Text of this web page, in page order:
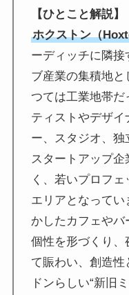
【ひとこと解説】
ホクストン（
ーディッチに隣接
ブ産業の集積地
つては工業地帯だ
ティストやデザイ
ー、スタジオ、
スタートアップ
く、若いプロフ
エリアとなって
かしたカフェや
個性を形づくり、
て賑わい、創造
ドンらしい“新旧